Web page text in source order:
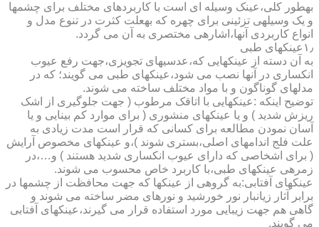
به­طور کلی،عینک وسیله ای است با کاربردهای مختلف برای چشمها
و یک وسیله­ی تزئینی برای چهره که به­علت کثرت در تنوع مدل و
انواع کاربردی آنها،اشاره­ی مختصری به آن می گردد.
۱٫عینکهای طبی
به آن دسته از عینکهایی که،عدسیهای تجویزی،جهت رفع عیوب
انکساری در آنها نصب می شود،عینکهای طبی می گویند؛ که در
مدلهای گوناگون و با مواد مختلف ساخته می شوند.
توضیح اینکه :عینکهایی با اتاقک مرطوب ( جهت جلوگیری از اشک
ریزش شدید ) و یا عینکهای منشوری ( برای موارد کم بینایی و یا
آسان نمودن مطالعه برای کسانی که قرار است مدت زیادی به
علت فلج اندامهای اصلی،بستری شوند )،و عینکهای مخصوص آرایش
( برای اشخاصی که دارای عیوب انکساری شدید هستند ) و…،در
زمره­ی عینکهای طبی،با کاربرد خاص محسوب می شوند.
عینکهای آفتابی:به گروهی از عینکها که جهت محافظت از چشمها در
برابر آثار زیانبار نور خورشید و نورهای مضر ساخته می شوند و
گاهی هم جهت زیبایی مورد استفاده قرار می گیرند،عینکهای آفتابی
می گویند.